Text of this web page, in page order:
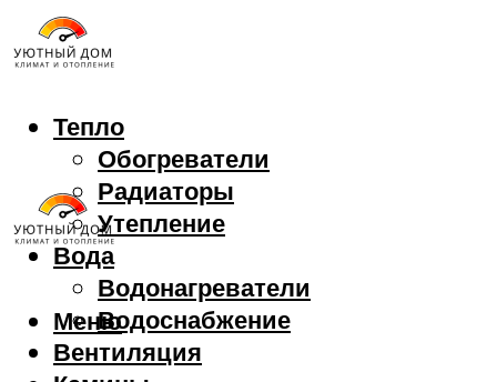
Тепло
Обогреватели
Радиаторы
Утепление
Вода
Водонагреватели
Водоснабжение
Вентиляция
Меню